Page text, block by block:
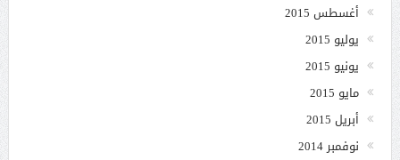
أغسطس 2015
يوليو 2015
يونيو 2015
مايو 2015
أبريل 2015
نوفمبر 2014